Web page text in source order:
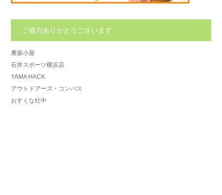
ご協力ありがとうございます
雁坂小屋
石井スポーツ横浜店
YAMA HACK
アウトドアーズ・コンパス
おすくな社中